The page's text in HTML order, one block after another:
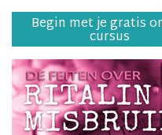
Begin met je gratis
cursus